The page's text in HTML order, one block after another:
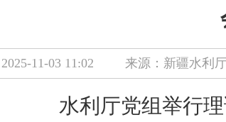
11-03 11:02 来源：新疆水利厅
水利厅党组举行